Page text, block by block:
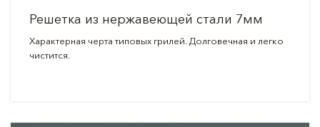
Решетка из нержавеющей стали 7мм
Характерная черта типовых грилей. Долговечная и легко
чистится.